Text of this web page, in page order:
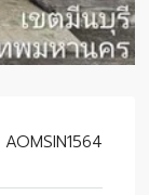
AOMSIN1564